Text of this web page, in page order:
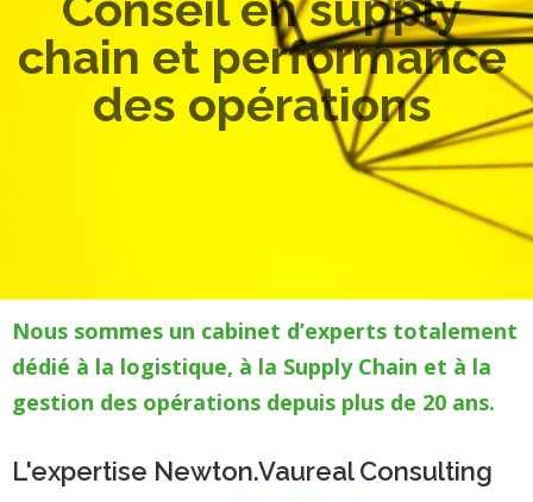
chain et performance
des opérations
Nous sommes un cabinet d’experts totalement
dédié à la logistique, à la Supply Chain et à la
gestion des opérations depuis plus de 20 ans.
L'expertise Newton.Vaureal Consulting